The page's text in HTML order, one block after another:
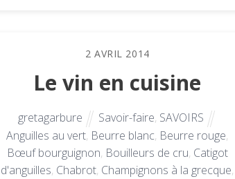
2 AVRIL 2014
Le vin en cuisine
gretagarbure Savoir-faire, SAVOIRS
Anguilles au vert, Beurre blanc, Beurre rouge,
Bœuf bourguignon, Bouilleurs de cru, Catigot
d'anguilles, Chabrot, Champignons à la grecque,